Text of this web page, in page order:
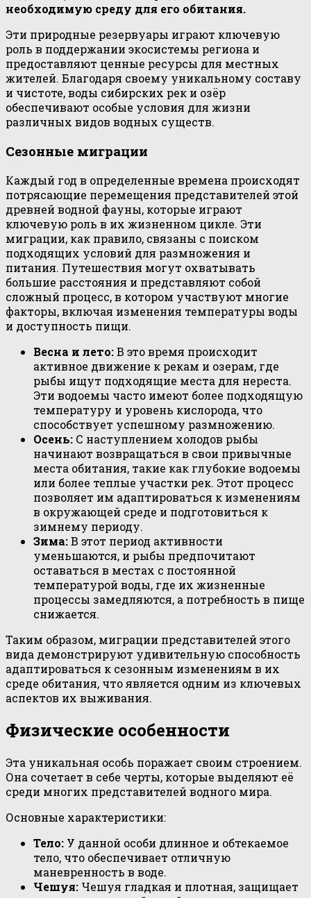
необходимую среду для его обитания.
Эти природные резервуары играют ключевую
роль в поддержании экосистемы региона и
предоставляют ценные ресурсы для местных
жителей. Благодаря своему уникальному составу
и чистоте, воды сибирских рек и озёр
обеспечивают особые условия для жизни
различных видов водных существ.
Сезонные миграции
Каждый год в определенные времена происходят
потрясающие перемещения представителей этой
древней водной фауны, которые играют
ключевую роль в их жизненном цикле. Эти
миграции, как правило, связаны с поиском
подходящих условий для размножения и
питания. Путешествия могут охватывать
большие расстояния и представляют собой
сложный процесс, в котором участвуют многие
факторы, включая изменения температуры воды
и доступность пищи.
Весна и лето:В это время происходит
активное движение к рекам и озерам, где
рыбы ищут подходящие места для нереста.
Эти водоемы часто имеют более подходящую
температуру и уровень кислорода, что
способствует успешному размножению.
Осень: С наступлением холодов рыбы
начинают возвращаться в свои привычные
места обитания, такие как глубокие водоемы
или более теплые участки рек. Этот процесс
позволяет им адаптироваться к изменениям
в окружающей среде и подготовиться к
зимнему периоду.
Зима:В этот период активности
уменьшаются, и рыбы предпочитают
оставаться в местах с постоянной
температурой воды, где их жизненные
процессы замедляются, а потребность в пище
снижается.
Таким образом, миграции представителей этого
вида демонстрируют удивительную способность
адаптироваться к сезонным изменениям в их
среде обитания, что является одним из ключевых
аспектов их выживания.
Физические особенности
Эта уникальная особь поражает своим строением.
Она сочетает в себе черты, которые выделяют её
среди многих представителей водного мира.
Основные характеристики:
Тело: У данной особи длинное и обтекаемое
тело, что обеспечивает отличную
маневренность в воде.
Чешуя: Чешуя гладкая и плотная, защищает